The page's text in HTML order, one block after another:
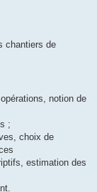
chantiers de
notion de
;
choix de
estimation des